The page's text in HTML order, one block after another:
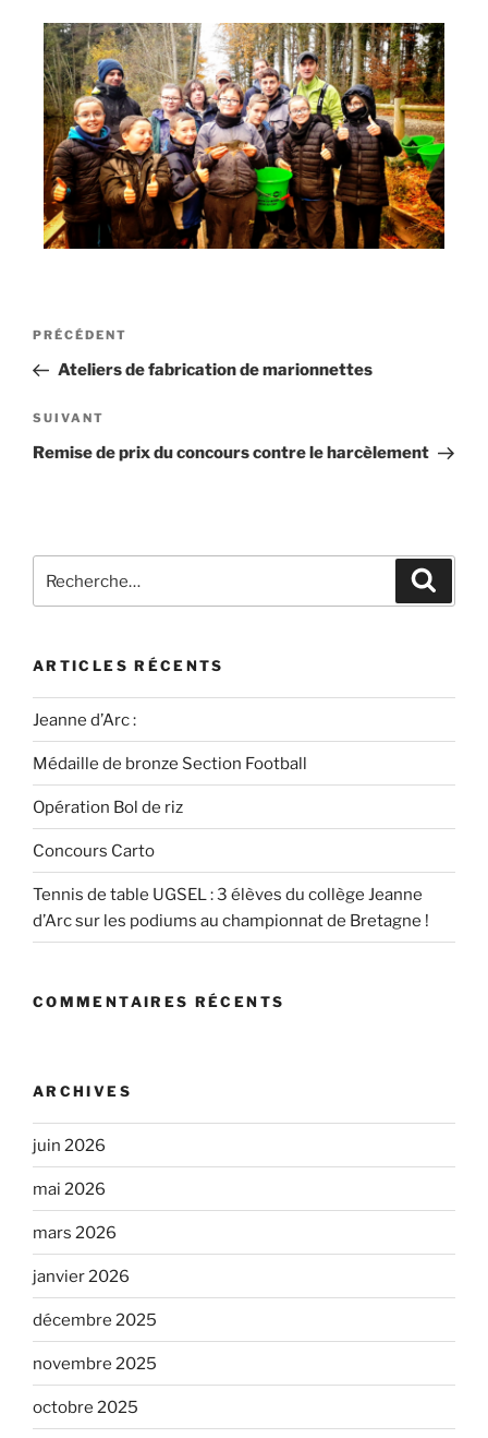
PRÉCÉDENT
Ateliers de fabrication de marionnettes
SUIVANT
Remise de prix du concours contre le harcèlement
ARTICLES RÉCENTS
Jeanne d’Arc :
Médaille de bronze Section Football
Opération Bol de riz
Concours Carto
Tennis de table UGSEL : 3 élèves du collège Jeanne
d’Arc sur les podiums au championnat de Bretagne !
COMMENTAIRES RÉCENTS
ARCHIVES
juin 2026
mai 2026
mars 2026
janvier 2026
décembre 2025
novembre 2025
octobre 2025